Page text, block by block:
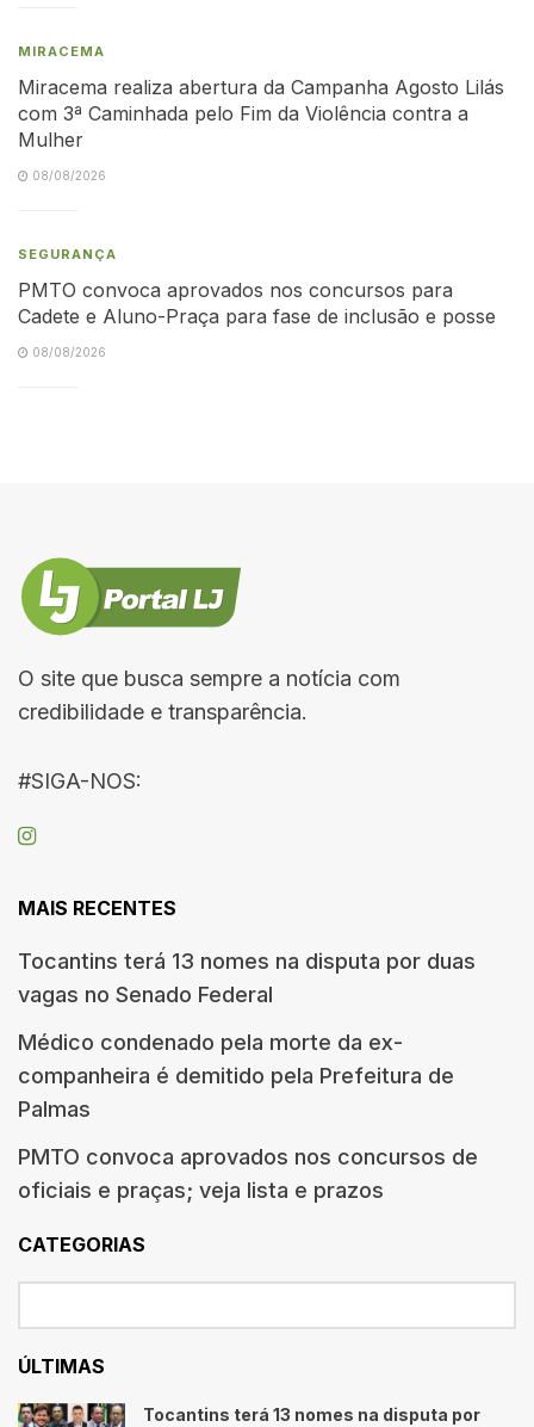
MIRACEMA
Miracema realiza abertura da Campanha Agosto Lilás
com 3ª Caminhada pelo Fim da Violência contra a
Mulher
08/08/2026
SEGURANÇA
PMTO convoca aprovados nos concursos para
Cadete e Aluno-Praça para fase de inclusão e posse
08/08/2026
O site que busca sempre a notícia com
credibilidade e transparência.
#SIGA-NOS:
MAIS RECENTES
Tocantins terá 13 nomes na disputa por duas
vagas no Senado Federal
Médico condenado pela morte da ex-
companheira é demitido pela Prefeitura de
Palmas
PMTO convoca aprovados nos concursos de
oficiais e praças; veja lista e prazos
CATEGORIAS
ÚLTIMAS
Tocantins terá 13 nomes na disputa por